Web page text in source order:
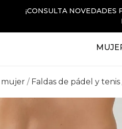
¡CONSULTA NOVEDADES
mujer Faldas de pádel y tenis